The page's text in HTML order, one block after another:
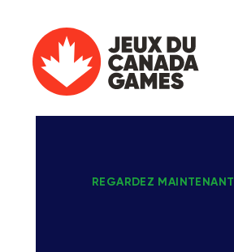
REGARDEZ MAINTENANT